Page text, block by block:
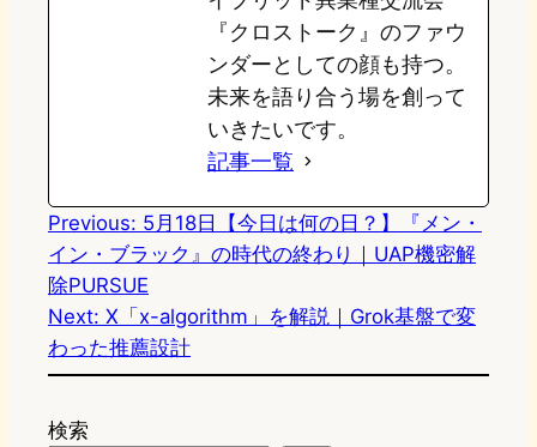
『クロストーク』のファウ
ンダーとしての顔も持つ。
未来を語り合う場を創って
いきたいです。
記事一覧
Previous: 5月18日【今日は何の日？】『メン・
イン・ブラック』の時代の終わり｜UAP機密解
除PURSUE
Next: X「x-algorithm」を解説｜Grok基盤で変
わった推薦設計
検索